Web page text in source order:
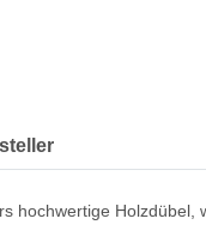
hochwertige